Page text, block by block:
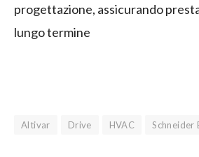
progettazione, assicurando
lungo termine
Altivar Drive HVAC Schneider